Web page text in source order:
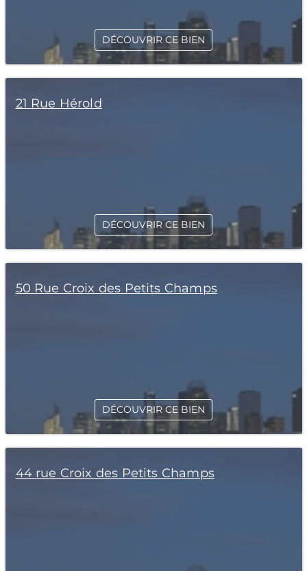
DÉCOUVRIR CE BIEN
21 Rue Hérold
DÉCOUVRIR CE BIEN
50 Rue Croix des Petits Champs
DÉCOUVRIR CE BIEN
44 rue Croix des Petits Champs